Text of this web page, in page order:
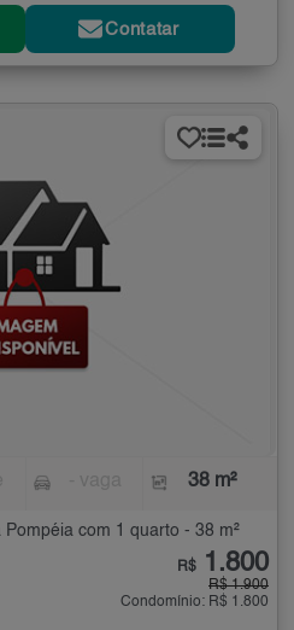
Contatar
38 m²
com 1 quarto - 38 m²
R$ 1.800
R$ 1.900
Condomínio: R$ 1.800